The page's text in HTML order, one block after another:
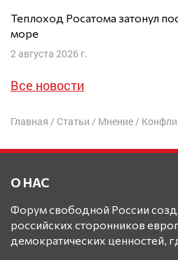
Теплоход Росатома затонул
море
2 августа 2026 г.
Все новости
Главная / Статьи / Мнение/
О НАС
Форум свободной России
российских сторонников
демократических ценностей,